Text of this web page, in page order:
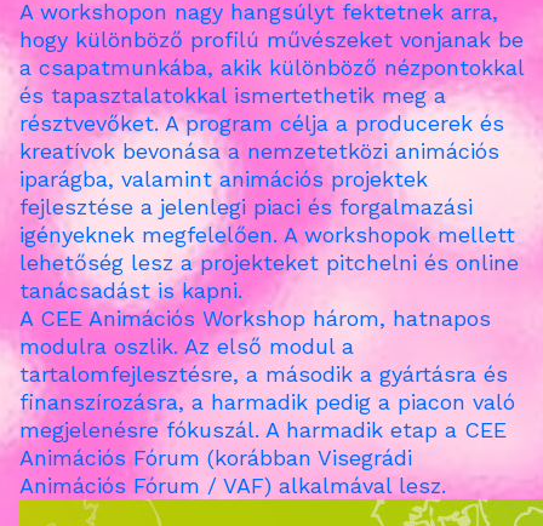
A workshopon nagy hangsúlyt fektetnek arra,
hogy különböző profilú művészeket vonjanak be
a csapatmunkába, akik különböző nézpontokkal
és tapasztalatokkal ismertethetik meg a
résztvevőket. A program célja a producerek és
kreatívok bevonása a nemzetetközi animációs
iparágba, valamint animációs projektek
fejlesztése a jelenlegi piaci és forgalmazási
igényeknek megfelelően. A workshopok mellett
lehetőség lesz a projekteket pitchelni és online
tanácsadást is kapni.
A CEE Animációs Workshop három, hatnapos
modulra oszlik. Az első modul a
tartalomfejlesztésre, a második a gyártásra és
finanszírozásra, a harmadik pedig a piacon való
megjelenésre fókuszál. A harmadik etap a CEE
Animációs Fórum (korábban Visegrádi
Animációs Fórum / VAF) alkalmával lesz.